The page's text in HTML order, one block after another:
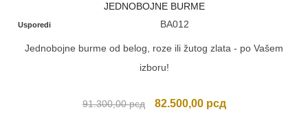
JEDNOBOJNE BURME
Usporedi BA012
Jednobojne burme od belog, roze ili žutog zlata - po Vašem
izboru!
91.300,00рсд
Originalna
82.500,00 рсдTrenutna